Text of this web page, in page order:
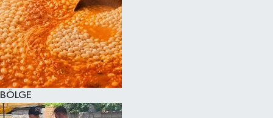
BÖLGE